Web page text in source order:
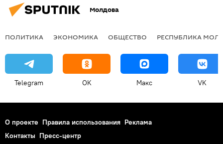
Молдова
ПОЛИТИКА ЭКОНОМИКА ОБЩЕСТВО РЕСПУБЛИКА
Telegram OK Макс VK
О проекте Правила использования Реклама
Контакты Пресс-центр